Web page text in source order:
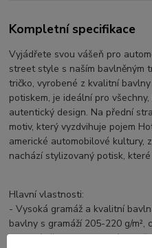
Kompletní specifikace
Vyjádřete svou vášeň pro
street style s naším bavlněným
tričko, vyrobené z kvalitní
potiskem, je ideální pro
autentický design. Na přední
motiv, který vyzdvihuje pojem
americké automobilové kultury,
nachází stylizovaný potisk,
Hlavní vlastnosti:
- Vysoká gramáž a kvalitní
bavlny s gramáží 205-220 g/
pohodlí během celodenního